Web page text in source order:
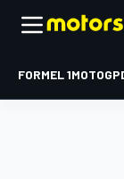
FORMEL 1MOTOGP